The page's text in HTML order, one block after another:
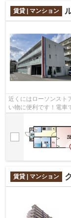
賃貸 | マンション
近くにはローソンスト
い物に便利です！電車
賃貸 | マンション